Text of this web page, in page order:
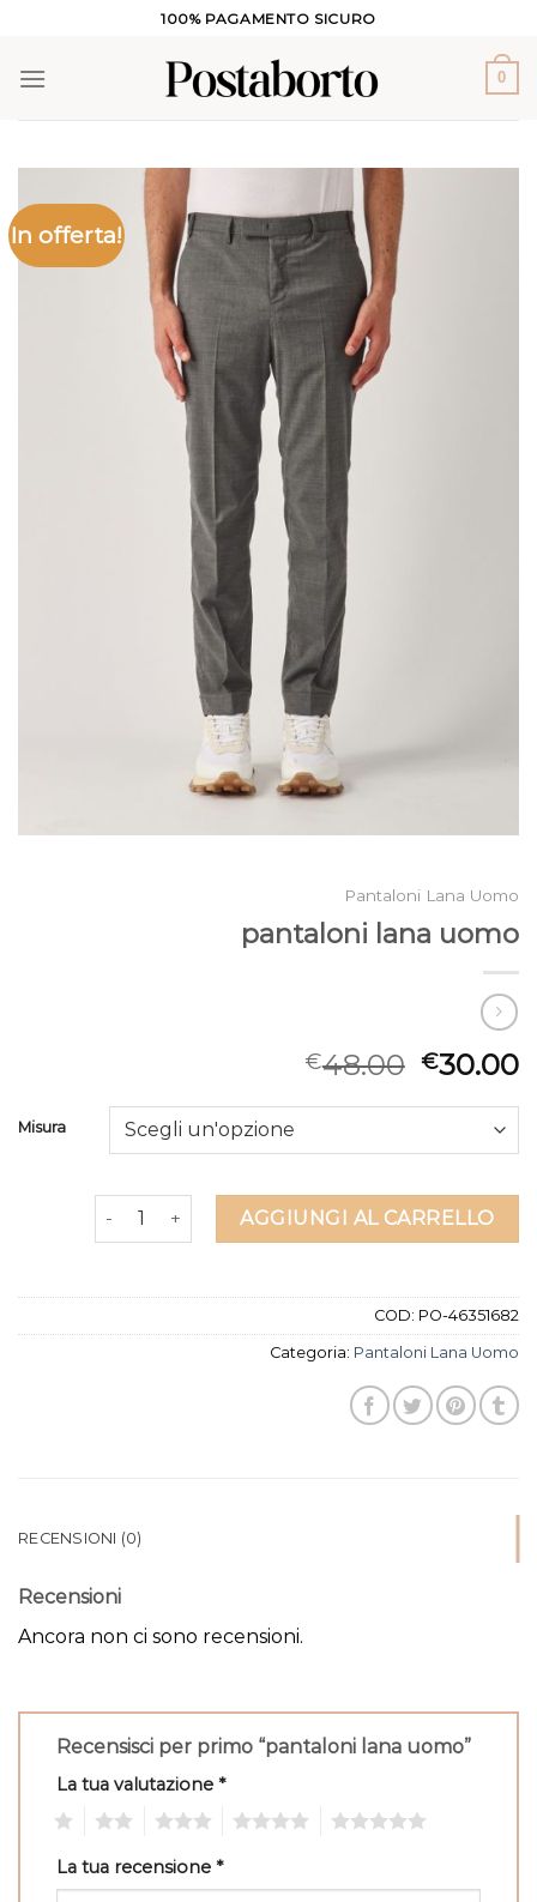
contenuti
100% PAGAMENTO SICURO
0
In offerta!
Pantaloni Lana Uomo
pantaloni lana uomo
€48.00 €30.00
Misura
pantaloni lana uomo quantitàAGGIUNGI AL CARRELLO
COD: PO-46351682
Categoria: Pantaloni Lana Uomo
RECENSIONI (0)
Recensioni
Ancora non ci sono recensioni.
Recensisci per primo “pantaloni lana uomo”
La tua valutazione *
La tua recensione *